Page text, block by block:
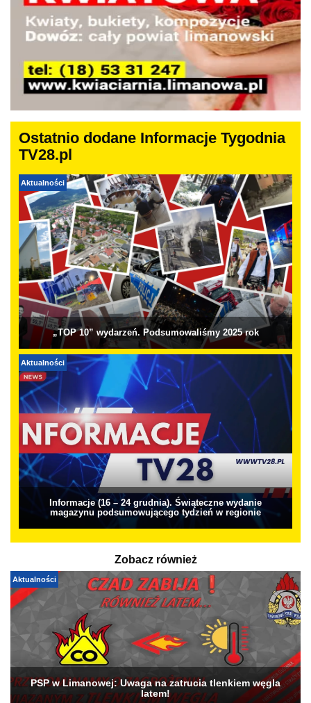
Ostatnio dodane Informacje Tygodnia
TV28.pl
Aktualności
„TOP 10” wydarzeń. Podsumowaliśmy 2025 rok
Aktualności
Informacje (16 – 24 grudnia). Świąteczne wydanie
magazynu podsumowującego tydzień w regionie
Zobacz również
Aktualności
PSP w Limanowej: Uwaga na zatrucia tlenkiem węgla
latem!